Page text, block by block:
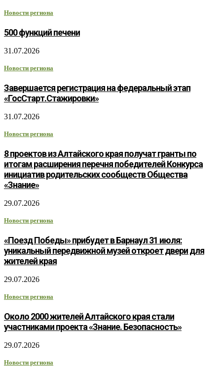
Новости региона
500 функций печени
31.07.2026
Новости региона
Завершается регистрация на федеральный этап
«ГосСтарт.Стажировки»
31.07.2026
Новости региона
8 проектов из Алтайского края получат гранты по
итогам расширения перечня победителей Конкурса
инициатив родительских сообществ Общества
«Знание»
29.07.2026
Новости региона
«Поезд Победы» прибудет в Барнаул 31 июля:
уникальный передвижной музей откроет двери для
жителей края
29.07.2026
Новости региона
Около 2000 жителей Алтайского края стали
участниками проекта «Знание. Безопасность»
29.07.2026
Новости региона